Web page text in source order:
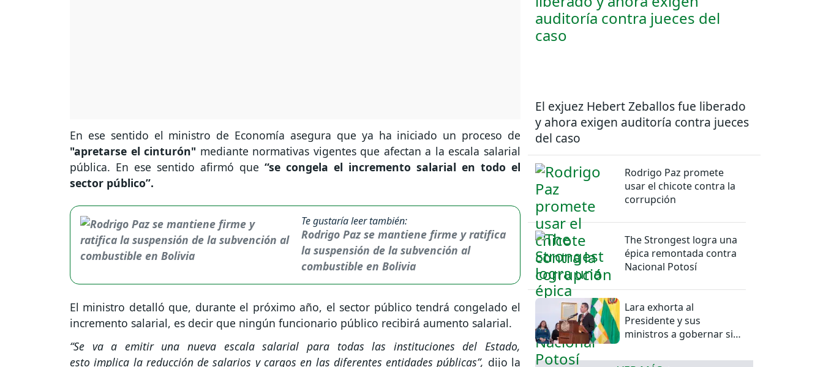
En ese sentido el ministro de Economía asegura que ya ha iniciado un proceso de
"apretarse el cinturón" mediante normativas vigentes que afectan a la escala salarial
pública. En ese sentido afirmó que “se congela el incremento salarial en todo el
sector público”.
Te gustaría leer también:
Rodrigo Paz se mantiene firme y ratifica
la suspensión de la subvención al
combustible en Bolivia
El ministro detalló que, durante el próximo año, el sector público tendrá congelado el
incremento salarial, es decir que ningún funcionario público recibirá aumento salarial.
“Se va a emitir una nueva escala salarial para todas las instituciones del Estado,
esto implica la reducción de salarios y cargos en las diferentes entidades públicas”, dijo la
El exjuez Hebert Zeballos fue liberado
y ahora exigen auditoría contra jueces
del caso
Rodrigo Paz promete
usar el chicote contra la
corrupción
The Strongest logra una
épica remontada contra
Nacional Potosí
Lara exhorta al
Presidente y sus
ministros a gobernar sin